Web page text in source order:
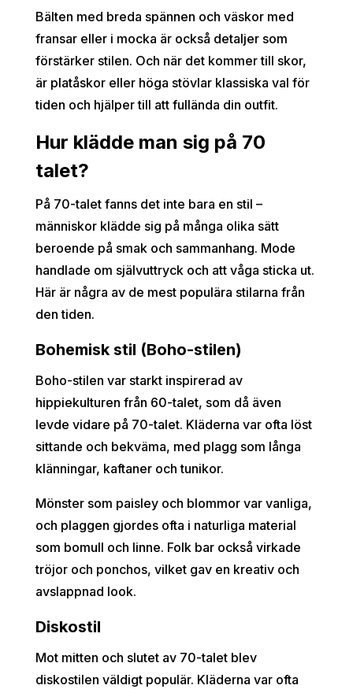
Bälten med breda spännen och väskor med
fransar eller i mocka är också detaljer som
förstärker stilen. Och när det kommer till skor,
är platåskor eller höga stövlar klassiska val för
tiden och hjälper till att fullända din outfit.
Hur klädde man sig på 70
talet?
På 70-talet fanns det inte bara en stil –
människor klädde sig på många olika sätt
beroende på smak och sammanhang. Mode
handlade om självuttryck och att våga sticka ut.
Här är några av de mest populära stilarna från
den tiden.
Bohemisk stil (Boho-stilen)
Boho-stilen var starkt inspirerad av
hippiekulturen från 60-talet, som då även
levde vidare på 70-talet. Kläderna var ofta löst
sittande och bekväma, med plagg som långa
klänningar, kaftaner och tunikor.
Mönster som paisley och blommor var vanliga,
och plaggen gjordes ofta i naturliga material
som bomull och linne. Folk bar också virkade
tröjor och ponchos, vilket gav en kreativ och
avslappnad look.
Diskostil
Mot mitten och slutet av 70-talet blev
diskostilen väldigt populär. Kläderna var ofta